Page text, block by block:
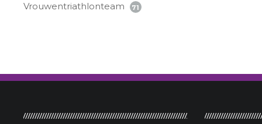
Vrouwentriathlonteam 71